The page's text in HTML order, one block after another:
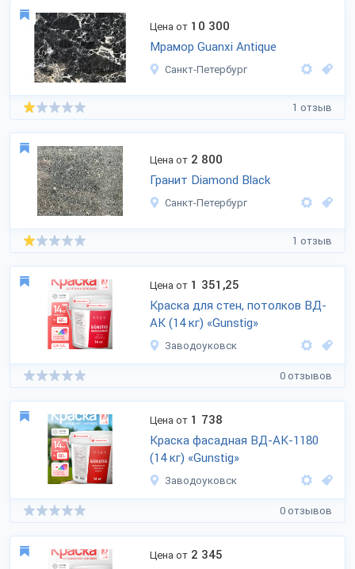
Цена от 10 300
Мрамор Guanxi Antique
Санкт-Петербург
1 отзыв
Цена от 2 800
Гранит Diamond Black
Санкт-Петербург
1 отзыв
Цена от 1 351,25
Краска для стен, потолков ВД-
АК (14 кг) «Gunstig»
Заводоуковск
0 отзывов
Цена от 1 738
Краска фасадная ВД-АК-1180
(14 кг) «Gunstig»
Заводоуковск
0 отзывов
Цена от 2 345